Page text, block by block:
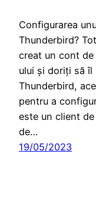
Configurarea
Thunderbird?
creat un cont
ului și doriți să
Thunderbird,
pentru a
este un client
de…
19/05/2023